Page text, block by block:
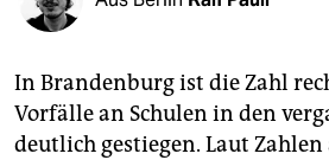
abo
genossenschaft
In Brandenburg ist die Zahl
Vorfälle an Schulen in den
deutlich gestiegen. Laut Zahlen